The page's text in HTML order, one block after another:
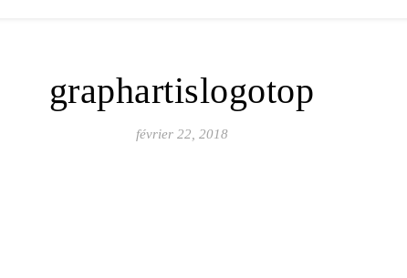
graphartislogotop
février 22, 2018